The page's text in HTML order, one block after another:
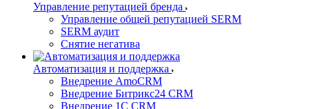
Управление репутацией бренда
Управление общей репутацией SERM
SERM аудит
Снятие негатива
Автоматизация и поддержка
Внедрение AmoCRM
Внедрение Битрикс24 CRM
Внедрение 1C CRM